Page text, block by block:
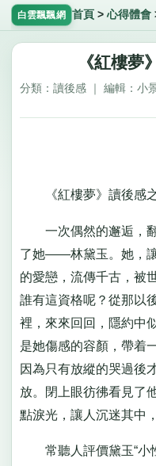
白雲飄飄網 首頁 > 心得體會
《紅樓夢
分類：讀後感 ｜ 編輯：小
《紅樓夢》讀後感
一次偶然的邂逅，翻
了她——林黛玉。她，
的愛戀，流傳千古，被
誰有這資格呢？從那以
裡，來來回回，隱約中
是她傷感的容顏，帶着
因為只有放縱的哭過後
放。閉上眼彷彿看見了
點淚光，讓人沉迷其中
常聽人評價黛玉“小性